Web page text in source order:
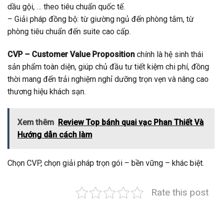
dầu gội, … theo tiêu chuẩn quốc tế.
– Giải pháp đồng bộ: từ giường ngủ đến phòng tắm, từ
phòng tiêu chuẩn đến suite cao cấp.
CVP – Customer Value Proposition chính là hệ sinh thái
sản phẩm toàn diện, giúp chủ đầu tư tiết kiệm chi phí, đồng
thời mang đến trải nghiệm nghỉ dưỡng trọn vẹn và nâng cao
thương hiệu khách sạn.
Xem thêm Review Top bánh quai vạc Phan Thiết Và
Hướng dẫn cách làm
Chọn CVP, chọn giải pháp trọn gói – bền vững – khác biệt.
Rate this post